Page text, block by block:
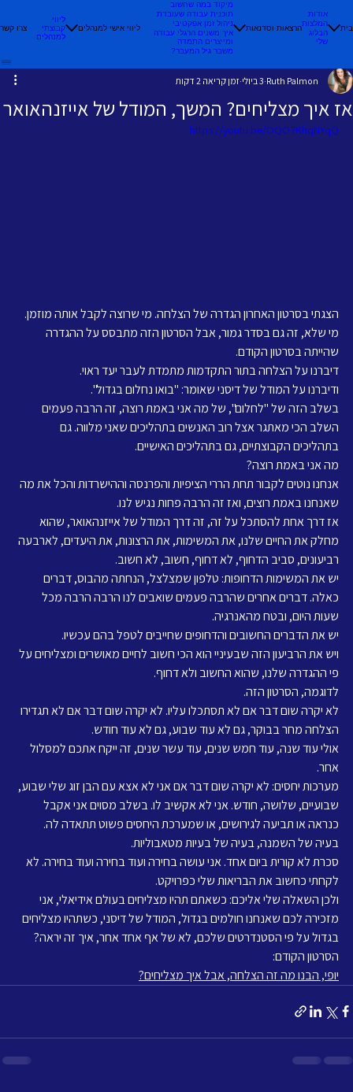
בית
אודות
המלצות
הבלוג
שלי
הרצאות וסדנאות
מיקוד במה שחשוב
תוכנית עבודה שעובדת
ניהול זמן אפקטיבי
איך משנים הרגלי עבודה
ומייצרים התמדה
משבר גיל המעבר?
ליווי אישי למנהלים
ליווי
קבוצתי
למנהלים
צרו קשר
אז איך מצליחים? המשך, המודל של אייזנהאואר
Ruth Palmon 3 ביולי זמן קריאה 2 דקות
https://youtu.be/OQO7KhqNYqQ
הצגתי בסרטון האחרון הגדרה של הצלחה. מי שרוצה לקבל אותה מוזמן.
מי שלא, זה גם בסדר גמור, אבל הסרטון הזה מתבסס על ההגדרה
שהייתה בסרטון הקודם.
דיברנו על הצלחה בתור התקדמות מתמדת לעבר יעד ראוי.
ודיברנו על המודל של דיסני שאומר: "בואו נחלום בגדול".
בשלב הזה של "לחלום", של מה אני באמת רוצה, זה הרבה פעמים
השלב הכי מאתגר אצל רוב האנשים בתהליכים שאני מלווה. גם
בתהליכים הקבוצתיים, גם בתהליכים האישיים.
מה אני באמת רוצה?
אנחנו נוטים לקבור תחת הררי הציפיות והפרנסה וההישרדות והכל את מה
שאנחנו באמת רוצים, ואז זה הרבה פחות נגיש לנו.
אז דרך אחת להסתכל על זה, זה דרך המודל של אייזנהאואר, שהוא
מחלק את החיים שלנו, את המשימות, את הרצונות, את היעדים, לארבעה
רביעונים, סביב הדחוף, לא דחוף, חשוב, לא חשוב.
יש את המשימות הדחופות: טלפון שמצלצל, הנחתה מהבוס, דברים
כאלה. דברים אחרים שהרבה פעמים שואבים לנו הרבה הרבה מכל
שעות היום, ובטח מהאנרגיה.
יש את הדברים החשובים והדחופים שחייבים לטפל בהם עכשיו.
ויש את הרביעון הזה שבעיניי הוא הכי חשוב לחיים מאושרים ומצליחים על
פי ההגדרה שלנו, שהוא החשוב ולא דחוף.
לדוגמה, הסרטון הזה.
לא יקרה שום דבר אם לא תסתכלו עליו. לא יקרה שום דבר אם לא תגדירו
הצלחה מחר בבוקר, גם לא עוד שבוע, גם לא עוד חודש.
אולי עוד שנה, עוד חמש שנים, עוד עשר שנים, זה ייקח אתכם למסלול
אחר.
מערכות יחסים: לא יקרה שום דבר אם אני לא אצא עם הבן זוג שלי שבוע,
שבועיים, שלושה, חודש. אני לא אקשיב לו. בשלב מסוים אני אקבל
כנראה או תביעה לגירושים, או שמערכת היחסים פשוט תתאדה לה.
בעיה של השמנה, בעיה של בעיות מטאבוליות.
סכרת לא קורית ביום אחד. אני עושה בחירה ועוד בחירה ועוד בחירה. לא
לקחתי כחשוב את הבריאות שלי כפרויקט.
ולכן השאלה שלי אליכם: כשאתם תהיו מצליחים בעולם אידיאלי, אני
מזכירה לכם שאנחנו חולמים בגדול, המודל של דיסני, כשתהיו מצליחים
בגדול על פי הסטנדרטים שלכם, לא של אף אחד אחר, איך זה יראה?
הסרטון הקודם:
יופי, הבנו מה זה הצלחה, אבל איך מצליחים?